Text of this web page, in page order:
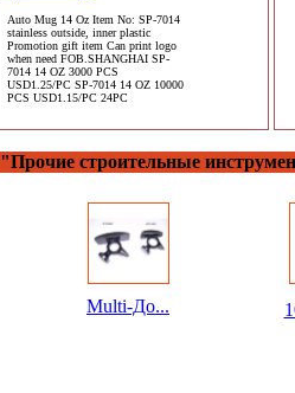
Auto Mug 14 Oz Item No: SP-7014
stainless outside, inner plastic
Promotion gift item Can print logo
when need FOB.SHANGHAI SP-
7014 14 OZ 3000 PCS
USD1.25/PC SP-7014 14 OZ 10000
PCS USD1.15/PC 24PC
"Прочие строительные
Multi-До...